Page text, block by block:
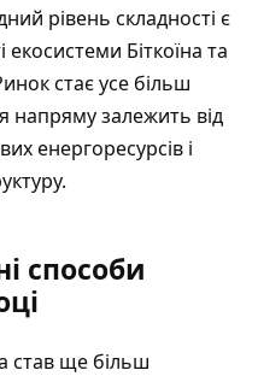
рівень складності є
Біткоїна та
стає усе більш
напряму залежить від
енергоресурсів і
способи
став ще більш